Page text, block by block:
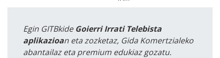
Egin GITBkide Goierri Irrati Telebista
aplikazioan eta zozketaz, Gida Komertzialeko
abantailaz eta premium edukiaz gozatu.